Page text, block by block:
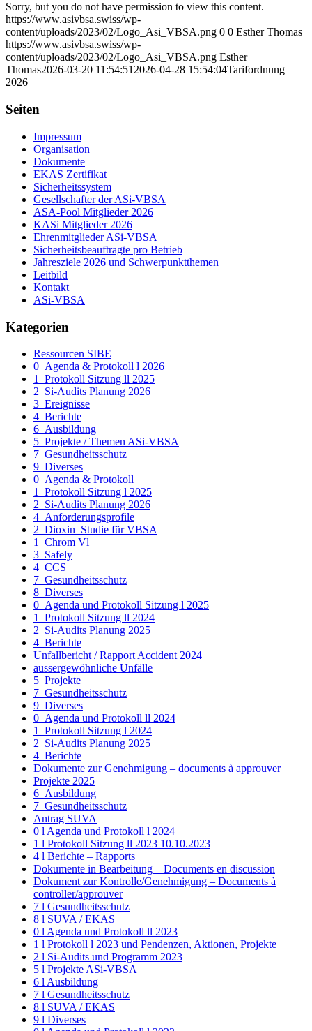
Sorry, but you do not have permission to view this content.
https://www.asivbsa.swiss/wp-
content/uploads/2023/02/Logo_Asi_VBSA.png 0 0 Esther Thomas
https://www.asivbsa.swiss/wp-
content/uploads/2023/02/Logo_Asi_VBSA.png Esther
Thomas2026-03-20 11:54:512026-04-28 15:54:04Tarifordnung
2026
Seiten
Impressum
Organisation
Dokumente
EKAS Zertifikat
Sicherheitssystem
Gesellschafter der ASi-VBSA
ASA-Pool Mitglieder 2026
KASi Mitglieder 2026
Ehrenmitglieder ASi-VBSA
Sicherheitsbeauftragte pro Betrieb
Jahresziele 2026 und Schwerpunktthemen
Leitbild
Kontakt
ASi-VBSA
Kategorien
Ressourcen SIBE
0_Agenda & Protokoll l 2026
1_Protokoll Sitzung ll 2025
2_Si-Audits Planung 2026
3_Ereignisse
4_Berichte
6_Ausbildung
5_Projekte / Themen ASi-VBSA
7_Gesundheitsschutz
9_Diverses
0_Agenda & Protokoll
1_Protokoll Sitzung l 2025
2_Si-Audits Planung 2026
4_Anforderungsprofile
2_Dioxin_Studie für VBSA
1_Chrom Vl
3_Safely
4_CCS
7_Gesundheitsschutz
8_Diverses
0_Agenda und Protokoll Sitzung l 2025
1_Protokoll Sitzung ll 2024
2_Si-Audits Planung 2025
4_Berichte
Unfallbericht / Rapport Accident 2024
aussergewöhnliche Unfälle
5_Projekte
7_Gesundheitsschutz
9_Diverses
0_Agenda und Protokoll ll 2024
1_Protokoll Sitzung l 2024
2_Si-Audits Planung 2025
4_Berichte
Dokumente zur Genehmigung – documents à approuver
Projekte 2025
6_Ausbildung
7_Gesundheitsschutz
Antrag SUVA
0 l Agenda und Protokoll l 2024
1 l Protokoll Sitzung ll 2023 10.10.2023
4 l Berichte – Rapports
Dokumente in Bearbeitung – Documents en discussion
Dokument zur Kontrolle/Genehmigung – Documents à
controller/approuver
7 l Gesundheitsschutz
8 l SUVA / EKAS
0 l Agenda und Protokoll ll 2023
1 l Protokoll l 2023 und Pendenzen, Aktionen, Projekte
2 l Si-Audits und Programm 2023
5 l Projekte ASi-VBSA
6 l Ausbildung
7 l Gesundheitsschutz
8 l SUVA / EKAS
9 l Diverses